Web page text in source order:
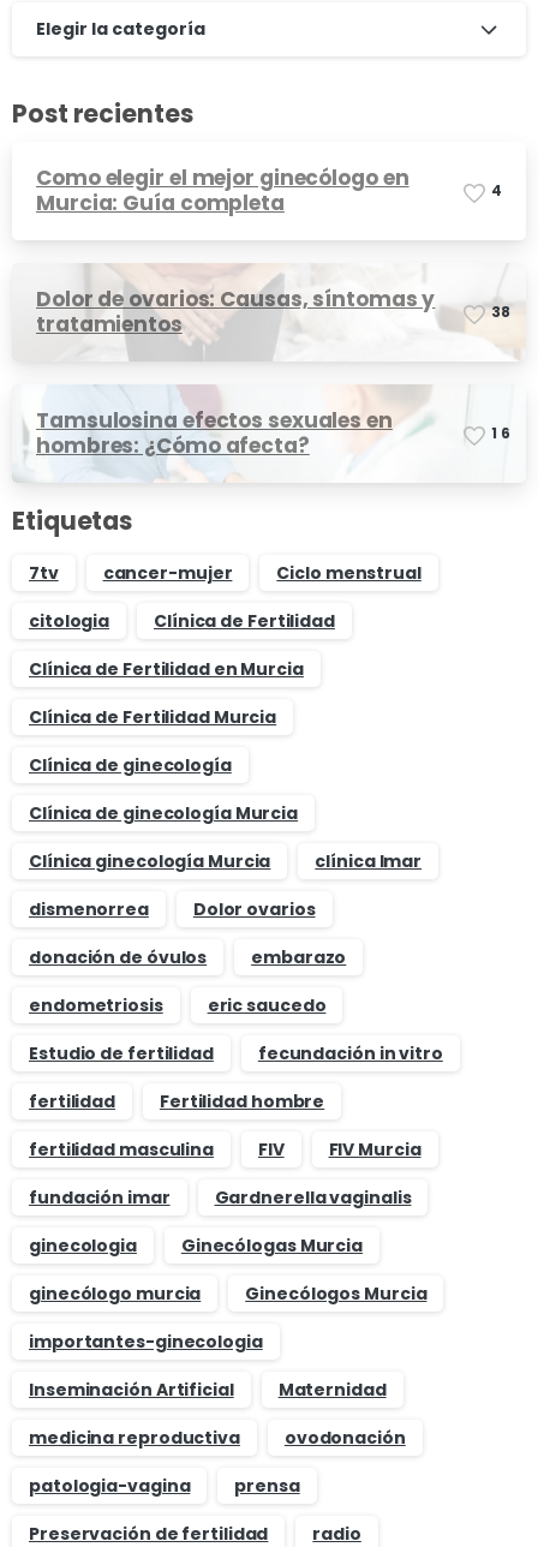
Elegir la categoría
Post recientes
Como elegir el mejor ginecólogo en
Murcia: Guía completa
4
Dolor de ovarios: Causas, síntomas y
tratamientos
38
Tamsulosina efectos sexuales en
hombres: ¿Cómo afecta?
1 6
Etiquetas
7tv cancer-mujer
Ciclo menstrual
citologia
Clínica de Fertilidad
Clínica de Fertilidad en Murcia
Clínica de Fertilidad Murcia
Clínica de ginecología
Clínica de ginecología Murcia
Clínica ginecología Murcia
clínica Imar
dismenorrea
Dolor ovarios
donación de óvulos
embarazo
endometriosis
eric saucedo
Estudio de fertilidad
fecundación in vitro
fertilidad
Fertilidad hombre
fertilidad masculina
FIV
FIV Murcia
fundación imar
Gardnerella vaginalis
ginecologia
Ginecólogas Murcia
ginecólogo murcia
Ginecólogos Murcia
importantes-ginecologia
Inseminación Artificial
Maternidad
medicina reproductiva
ovodonación
patologia-vagina
prensa
Preservación de fertilidad
radio